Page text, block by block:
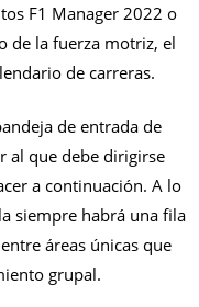
F1 Manager 2022 o
de la fuerza motriz, el
de carreras.
de entrada de
al que debe dirigirse
a continuación. A lo
siempre habrá una fila
áreas únicas que
grupal.